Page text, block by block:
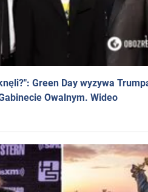
Green Day wyzywa
Owalnym. Wideo